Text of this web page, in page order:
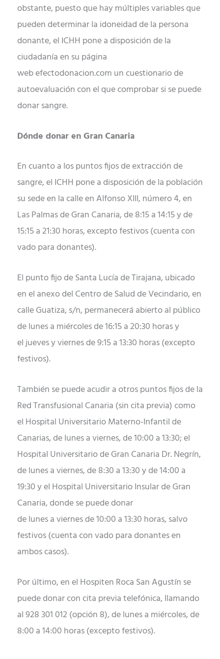
obstante, puesto que hay múltiples variables que
pueden determinar la idoneidad de la persona
donante, el ICHH pone a disposición de la
ciudadanía en su página
web efectodonacion.com un cuestionario de
autoevaluación con el que comprobar si se puede
donar sangre.
Dónde donar en Gran Canaria
En cuanto a los puntos fijos de extracción de
sangre, el ICHH pone a disposición de la población
su sede en la calle en Alfonso XIII, número 4, en
Las Palmas de Gran Canaria, de 8:15 a 14:15 y de
15:15 a 21:30 horas, excepto festivos (cuenta con
vado para donantes).
El punto fijo de Santa Lucía de Tirajana, ubicado
en el anexo del Centro de Salud de Vecindario, en
calle Guatiza, s/n, permanecerá abierto al público
de lunes a miércoles de 16:15 a 20:30 horas y
el jueves y viernes de 9:15 a 13:30 horas (excepto
festivos).
También se puede acudir a otros puntos fijos de la
Red Transfusional Canaria (sin cita previa) como
el Hospital Universitario Materno-Infantil de
Canarias, de lunes a viernes, de 10:00 a 13:30; el
Hospital Universitario de Gran Canaria Dr. Negrín,
de lunes a viernes, de 8:30 a 13:30 y de 14:00 a
19:30 y el Hospital Universitario Insular de Gran
Canaria, donde se puede donar
de lunes a viernes de 10:00 a 13:30 horas, salvo
festivos (cuenta con vado para donantes en
ambos casos).
Por último, en el Hospiten Roca San Agustín se
puede donar con cita previa telefónica, llamando
al 928 301 012 (opción 8), de lunes a miércoles, de
8:00 a 14:00 horas (excepto festivos).